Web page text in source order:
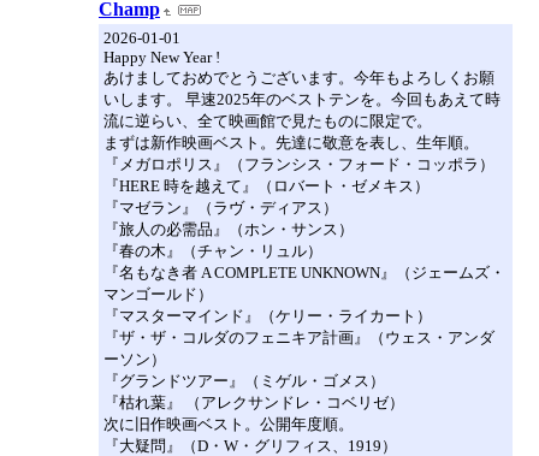
Champ
2026-01-01
Happy New Year !
あけましておめでとうございます。今年もよろしくお願
いします。 早速2025年のベストテンを。今回もあえて時
流に逆らい、全て映画館で見たものに限定で。
まずは新作映画ベスト。先達に敬意を表し、生年順。
『メガロポリス』（フランシス・フォード・コッポラ）
『HERE 時を越えて』（ロバート・ゼメキス）
『マゼラン』（ラヴ・ディアス）
『旅人の必需品』（ホン・サンス）
『春の木』（チャン・リュル）
『名もなき者 A COMPLETE UNKNOWN』（ジェームズ・
マンゴールド）
『マスターマインド』（ケリー・ライカート）
『ザ・ザ・コルダのフェニキア計画』（ウェス・アンダ
ーソン）
『グランドツアー』（ミゲル・ゴメス）
『枯れ葉』 （アレクサンドレ・コベリゼ）
次に旧作映画ベスト。公開年度順。
『大疑問』（D・W・グリフィス、1919）